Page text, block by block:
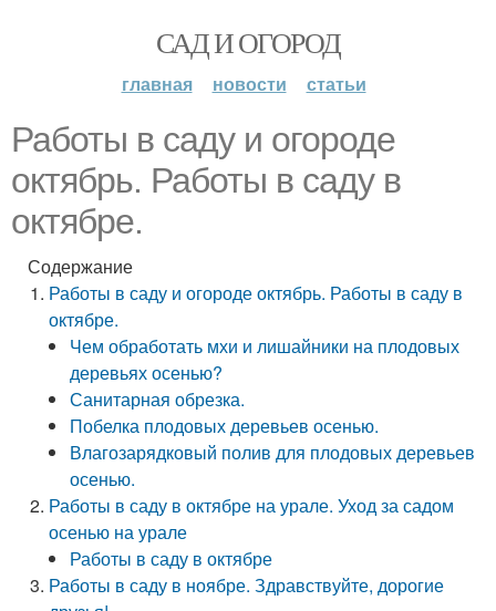
САД И ОГОРОД
главная новости статьи
Работы в саду и огороде
октябрь. Работы в саду в
октябре.
Содержание
Работы в саду и огороде октябрь. Работы в саду в
октябре.
Чем обработать мхи и лишайники на плодовых
деревьях осенью?
Санитарная обрезка.
Побелка плодовых деревьев осенью.
Влагозарядковый полив для плодовых деревьев
осенью.
Работы в саду в октябре на урале. Уход за садом
осенью на урале
Работы в саду в октябре
Работы в саду в ноябре. Здравствуйте, дорогие